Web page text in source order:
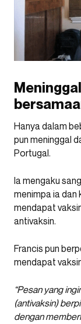
Hanya dalam
pun meninggal
Portugal.
Ia mengaku
menimpa ia dan
mendapat
antivaksin.
Francis pun
mendapat
“Pesan yang
(antivaksin)
dengan